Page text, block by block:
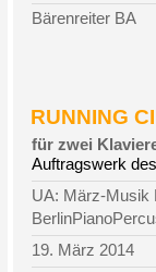
Bärenreiter BA
RUNNING
für zwei
Auftragswerk
UA: März-Musik
19. März 2014